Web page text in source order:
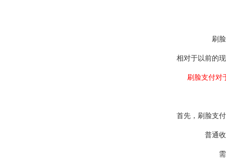
刷
相对于以前的
刷脸支付对
首先，刷脸支
普通